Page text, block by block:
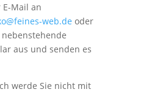
Mail an
web.de oder
aus und senden es
werde Sie nicht mit